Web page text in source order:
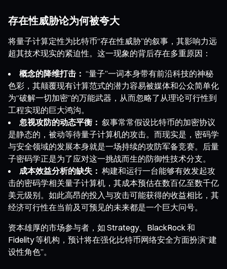
存在性威胁论为何被夸大
将量子计算定性为比特币“存在性威胁”的叙事，其影响力远
超其技术现实的紧迫性。这一现象的背后存在多重原因：
概念的降维打击： “量子”一词本身带有前沿科技的神秘
色彩，其颠覆现有计算范式的潜力容易被媒体和公众简单化
为“破解一切加密”的万能武器，从而忽略了从理论可行性到
工程实现的巨大鸿沟。
忽视攻防的动态平衡： 叙事常常假设比特币的加密协议
是静态的，被动等待量子计算机的攻击。而现实是，密码学
与安全领域的发展本身就是一场持续的攻防军备竞赛。后量
子密码学正是为了应对这一挑战而生的防御性技术分支。
成本效益分析的缺失： 构建和运行一台能够有效发起攻
击的密码学相关量子计算机，其成本预估在数百亿至数千亿
美元级别。如此高昂的投入与攻击可能获得的收益相比，其
经济可行性在当前及可预见的未来都是一个巨大问号。
资本雄厚的市场参与者，如 Strategy、BlackRock 和
Fidelity 等机构，预计将在强化比特币网络安全方面扮演“建
设性角色”。